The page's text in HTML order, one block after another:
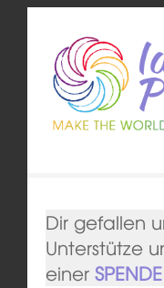
Dir gefallen
Unterstütze
einer SPENDE